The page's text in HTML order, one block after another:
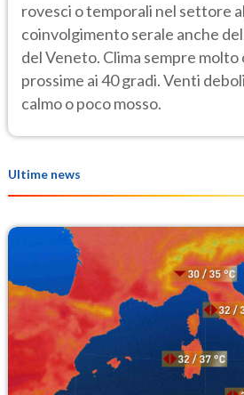
rovesci o temporali nel settore
coinvolgimento serale anche
del Veneto. Clima sempre
prossime ai 40 gradi. Venti
calmo o poco mosso.
Ultime news